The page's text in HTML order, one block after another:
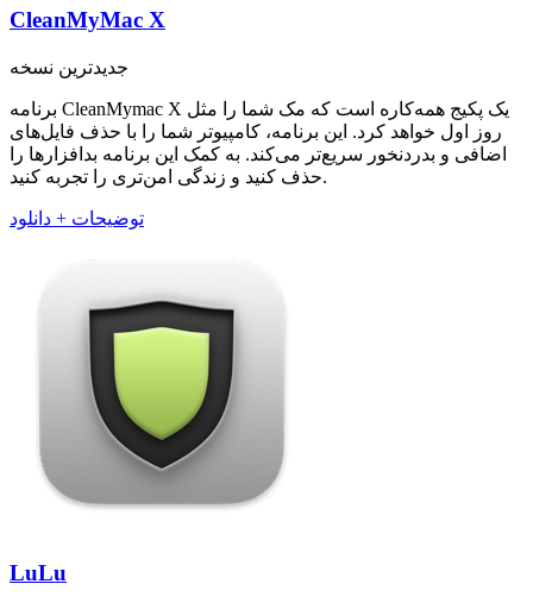
CleanMyMac X
جدیدترین نسخه
برنامه CleanMymac X یک پکیج همه‌کاره است که مک شما را مثل
روز اول خواهد کرد. این برنامه، کامپیوتر شما را با حذف فایل‌های
اضافی و بدرد‌نخور سریع‌تر می‌کند. به کمک این برنامه بدافزار‌ها را
حذف کنید و زندگی امن‌تری را تجربه کنید.
توضیحات + دانلود
LuLu